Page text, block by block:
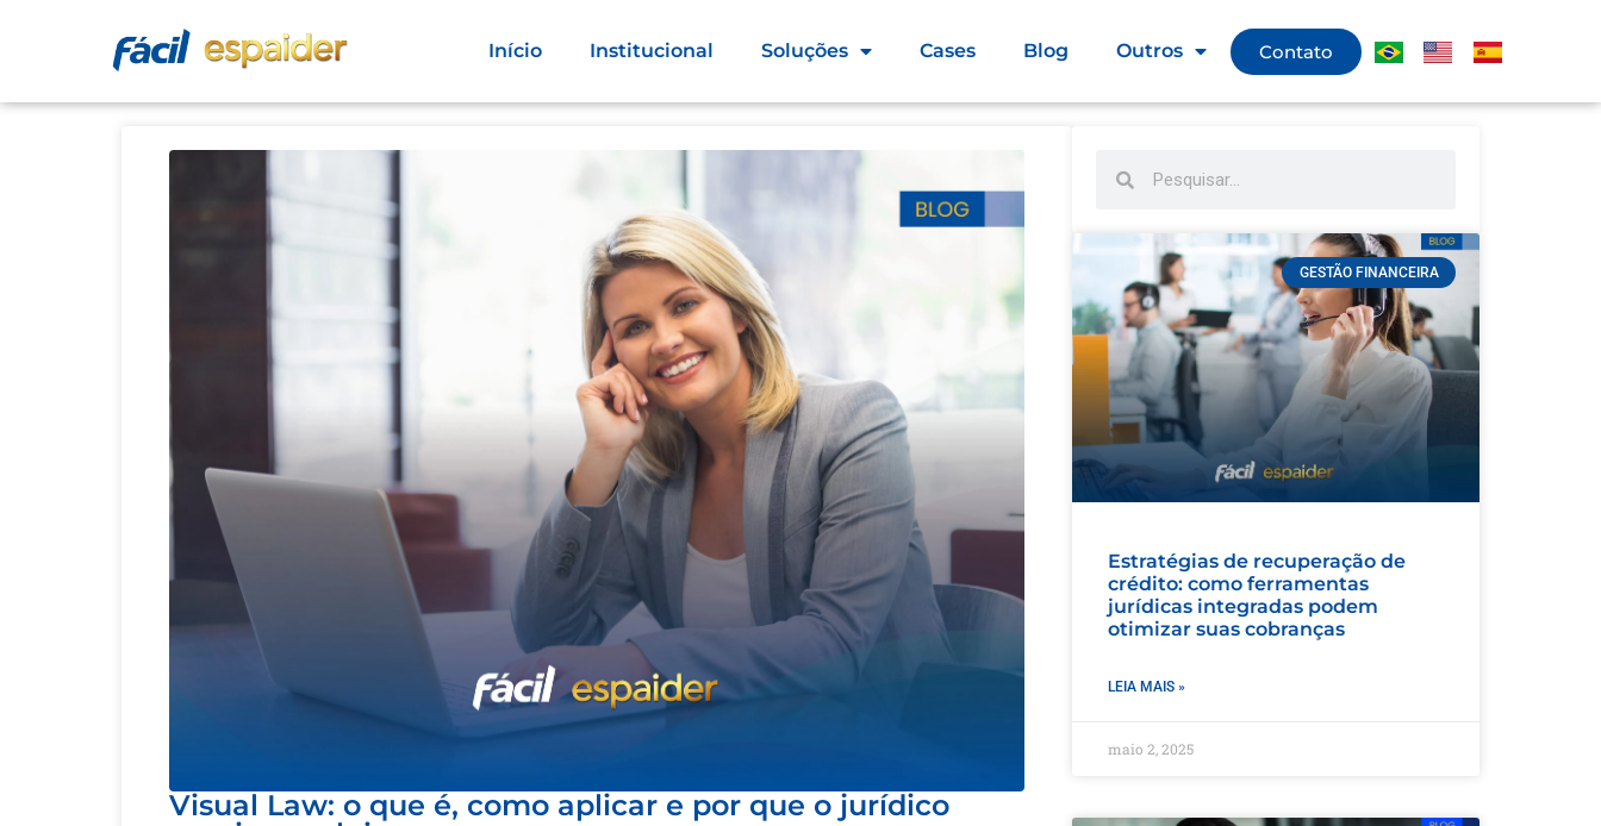
Início Institucional Soluções Cases Blog Outros Contato
Visual Law: o que é, como aplicar e por que o jurídico
GESTÃO FINANCEIRA
Estratégias de recuperação de
crédito: como ferramentas
jurídicas integradas podem
otimizar suas cobranças
LEIA MAIS »
maio 2, 2025